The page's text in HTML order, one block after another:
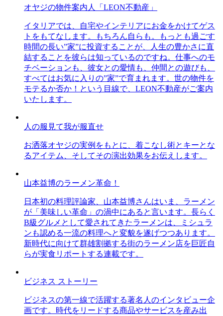
オヤジの物件案内人「LEON不動産」
イタリアでは、自宅やインテリアにお金をかけてゲス
トをもてなします。もちろん自らも。もっとも過ごす
時間の長い”家”に投資することが、人生の豊かさに直
結することを彼らは知っているのですね。仕事へのモ
チベーションも、彼女との愛情も、仲間との遊びも、
すべてはお気に入りの”家”で育まれます。世の物件を
モテるか否か！という目線で、LEON不動産がご案内
いたします。
人の服見て我が服直せ
お洒落オヤジの実例をもとに、着こなし術とキーとな
るアイテム、そしてその演出効果をお伝えします。
山本益博のラーメン革命！
日本初の料理評論家、山本益博さんはいま、ラーメン
が「美味しい革命」の渦中にあると言います。長らく
B級グルメとして愛されてきたラーメンは、ミシュラ
ンも認める一流の料理へと変貌を遂げつつあります。
新時代に向けて群雄割拠する街のラーメン店を巨匠自
らが実食リポートする連載です。
ビジネス ストーリー
ビジネスの第一線で活躍する著名人のインタビュー企
画です。時代をリードする商品やサービスを産み出